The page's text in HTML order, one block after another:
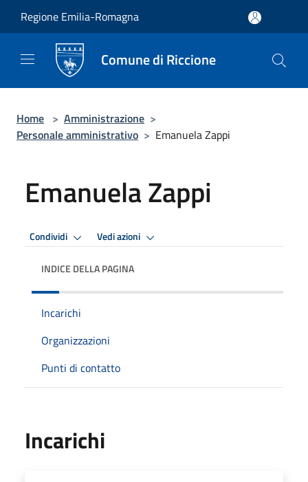
Regione Emilia-Romagna
Comune di Riccione
Home > Amministrazione >
Personale amministrativo > Emanuela Zappi
Emanuela Zappi
Condividi Vedi azioni
INDICE DELLA PAGINA
Incarichi
Organizzazioni
Punti di contatto
Incarichi